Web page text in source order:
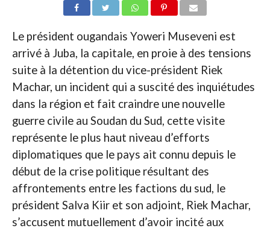
Le président ougandais Yoweri Museveni est
arrivé à Juba, la capitale, en proie à des tensions
suite à la détention du vice-président Riek
Machar, un incident qui a suscité des inquiétudes
dans la région et fait craindre une nouvelle
guerre civile au Soudan du Sud, cette visite
représente le plus haut niveau d’efforts
diplomatiques que le pays ait connu depuis le
début de la crise politique résultant des
affrontements entre les factions du sud, le
président Salva Kiir et son adjoint, Riek Machar,
s’accusent mutuellement d’avoir incité aux